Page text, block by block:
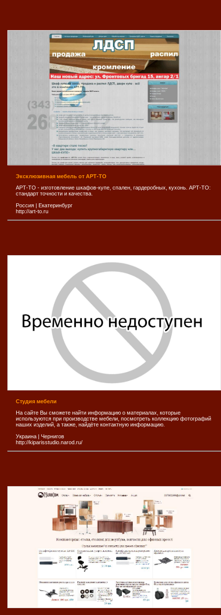
Эксклюзивная мебель от АРТ-ТО
АРТ-ТО - изготовление шкафов-купе, спален, гардеробных, кухонь. АРТ-ТО:
стандарт точности и качества.
Россия
Екатеринбург
http://art-to.ru
Студия мебели
На сайте Вы сможете найти информацию о материалах, которые
используются при производстве мебели, посмотреть коллекцию фотографий
наших изделий, а также, найдёте контактную информацию.
Украина | Чернигов
http://kiparisstudio.narod.ru/